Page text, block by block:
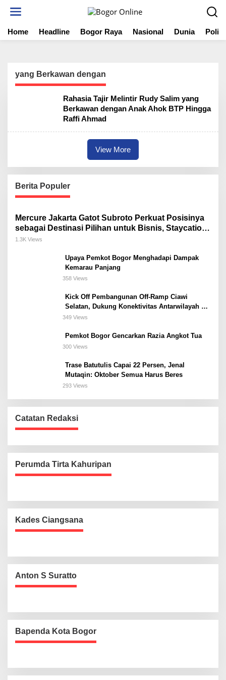
t
Home Headline Bogor Raya Nasional Dunia
yang Berkawan dengan
Rahasia Tajir Melintir Rudy Salim yang
Berkawan dengan Anak Ahok BTP Hingga
Raffi Ahmad
View More
Berita Populer
Mercure Jakarta Gatot Subroto Perkuat Posisinya
sebagai Destinasi Pilihan untuk Bisnis, Staycation,
Meeting, dan Kuliner di Jakarta Selatan
1.3K Views
Upaya Pemkot Bogor Menghadapi Dampak
Kemarau Panjang
358 Views
Kick Off Pembangunan Off-Ramp Ciawi
Selatan, Dukung Konektivitas Antarwilayah di
Bogor Selatan
349 Views
Pemkot Bogor Gencarkan Razia Angkot Tua
300 Views
Trase Batutulis Capai 22 Persen, Jenal
Mutaqin: Oktober Semua Harus Beres
293 Views
Catatan Redaksi
Perumda Tirta Kahuripan
Kades Ciangsana
Anton S Suratto
Bapenda Kota Bogor